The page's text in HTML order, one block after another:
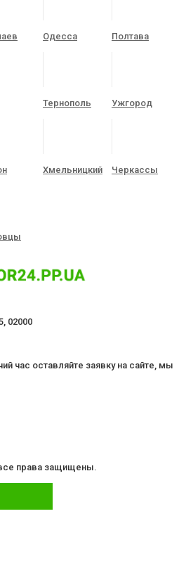
Одесса Полтава
Тернополь Ужгород
Хмельницкий Черкассы
02000
час оставляйте заявку на сайте, мы
права защищены.